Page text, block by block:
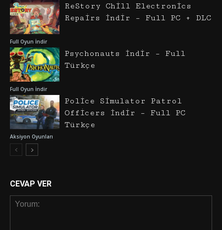
Full Oyun İndir
ReStory Chill Electronics
Repairs İndir – Full PC + DLC
Full Oyun İndir
Psychonauts İndir – Full
Türkçe
Aksiyon Oyunları
Police Simulator Patrol
Officers İndir – Full PC
Türkçe
CEVAP VER